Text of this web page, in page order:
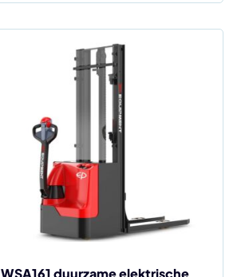
WSA161 duurzame elektrische
meerdere
variaties.
gekozen
worden
de